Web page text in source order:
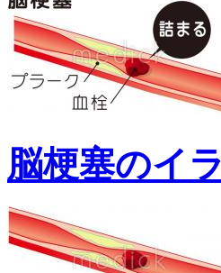
脳梗塞のイ